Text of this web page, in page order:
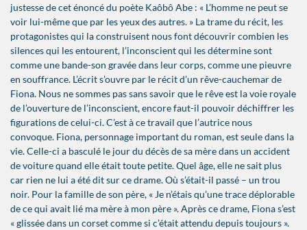
justesse de cet énoncé du poète Kaôbô Abe : « L’homme ne peut se
voir lui-même que par les yeux des autres. » La trame du récit, les
protagonistes qui la construisent nous font découvrir combien les
silences qui les entourent, l’inconscient qui les détermine sont
comme une bande-son gravée dans leur corps, comme une pieuvre
en souffrance. L’écrit s’ouvre par le récit d’un rêve-cauchemar de
Fiona. Nous ne sommes pas sans savoir que le rêve est la voie royale
de l’ouverture de l’inconscient, encore faut-il pouvoir déchiffrer les
figurations de celui-ci. C’est à ce travail que l’autrice nous
convoque. Fiona, personnage important du roman, est seule dans la
vie. Celle-ci a basculé le jour du décès de sa mère dans un accident
de voiture quand elle était toute petite. Quel âge, elle ne sait plus
car rien ne lui a été dit sur ce drame. Où s’était-il passé – un trou
noir. Pour la famille de son père, « Je n’étais qu’une trace déplorable
de ce qui avait lié ma mère à mon père ». Après ce drame, Fiona s’est
« glissée dans un corset comme si c’était attendu depuis toujours ».